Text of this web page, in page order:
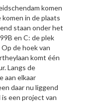
komen
in de plaats
staan onder het
en C: de plek
de hoek van
komt één
Langs de
aan elkaar
daar nu liggend
een project van